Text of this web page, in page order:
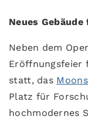
Neues
Neben dem
Eröffnungsfeier
statt, das
Platz für
hochmodernes